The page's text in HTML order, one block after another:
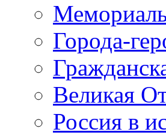
Города-
Великая
Россия в